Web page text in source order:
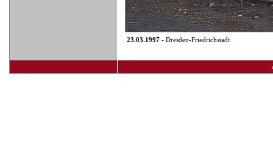
23.03.1997 - Dresden-Friedrichstadt